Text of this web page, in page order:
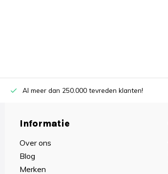
Al meer dan 250.000 tevreden klanten!
Informatie
Over ons
Blog
Merken